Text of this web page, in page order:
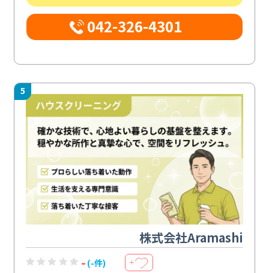
042-326-4301
5
株式会社Aramashi
- (-件) ＋